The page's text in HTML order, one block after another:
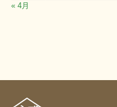
« 4月